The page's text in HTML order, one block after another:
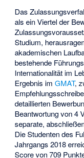
Das
als ein Viertel der
Studium,
akademischen
bestehende
Internationalität im
Ergebnis imGMAT,
detaillierten
Beantwortung von 4
separate,
Die Studenten des
Jahrgangs 2018
Score von 709